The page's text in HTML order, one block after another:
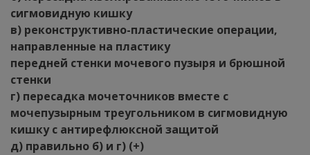
сигмовидную кишку
в) реконструктивно-пластические операции,
направленные на пластику
передней стенки мочевого пузыря и брюшной
стенки
г) пересадка мочеточников вместе с
мочепузырным треугольником в сигмовидную
кишку с антирефлюксной защитой
д) правильно б) и г) (+)